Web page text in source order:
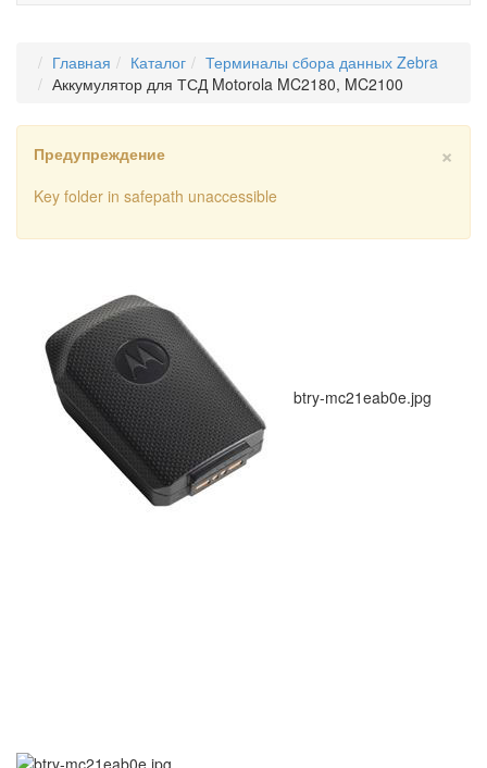
Главная Каталог
Терминалы сбора данных Zebra
Аккумулятор для ТСД Motorola MC2180, MC2100
×
Предупреждение
Key folder in safepath unaccessible
btry-mc21eab0e.jpg